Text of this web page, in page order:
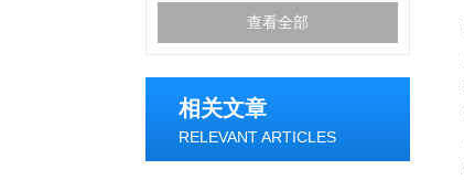
查看全部
相关文章
RELEVANT ARTICLES